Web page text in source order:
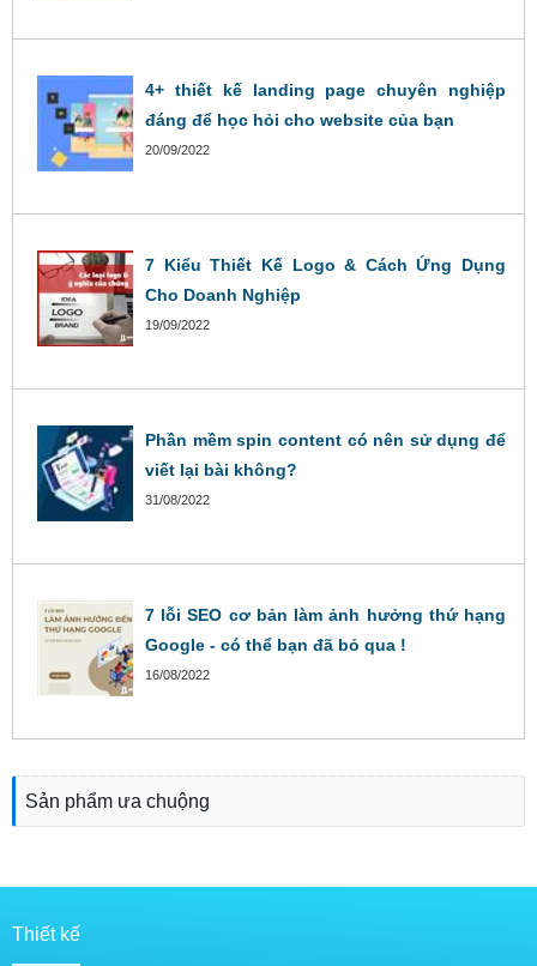
4+ thiết kế landing page chuyên nghiệp
đáng để học hỏi cho website của bạn
20/09/2022
7 Kiểu Thiết Kế Logo & Cách Ứng Dụng
Cho Doanh Nghiệp
19/09/2022
Phần mềm spin content có nên sử dụng để
viết lại bài không?
31/08/2022
7 lỗi SEO cơ bản làm ảnh hưởng thứ hạng
Google - có thể bạn đã bỏ qua !
16/08/2022
Sản phẩm ưa chuộng
Thiết kế